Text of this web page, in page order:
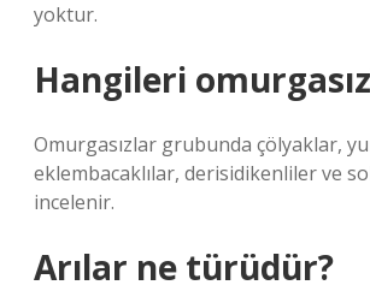
yoktur.
Hangileri
Omurgasızlar grubunda çölyaklar,
eklembacaklılar, derisidikenliler ve
incelenir.
Arılar ne türüdür?